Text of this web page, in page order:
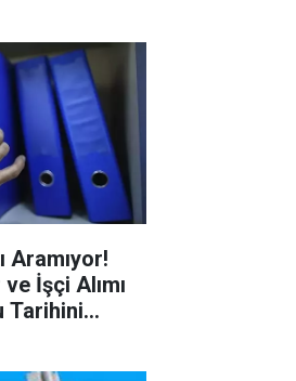
Aramıyor!
İşçi Alımı
Tarihini